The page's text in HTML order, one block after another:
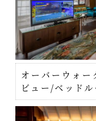
オーバーウォ
ビュー/ベッドル